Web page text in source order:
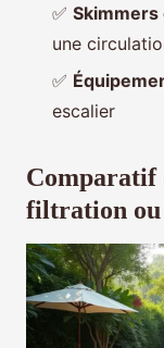
✅
une
✅
escalier
Comparatif
filtration ou